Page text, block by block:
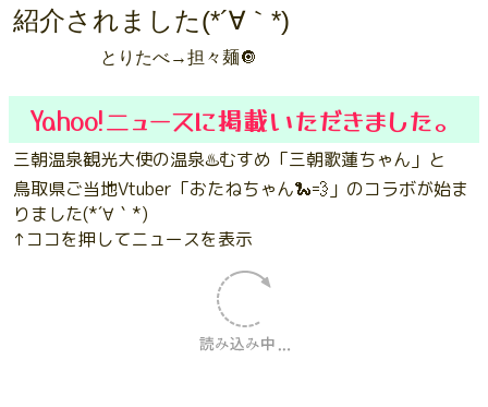
紹介されました(*´∀｀*)
とりたべ→担々麺🔘
Yahoo!ニュースに掲載いただきました。
三朝温泉観光大使の温泉♨️むすめ「三朝歌蓮ちゃん」と
鳥取県ご当地Vtuber「おたねちゃん🐍💨」のコラボが始ま
りました(*´∀｀*)
↑ココを押してニュースを表示